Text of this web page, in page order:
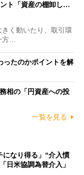
ト「資産の棚卸し…
く動いたり、取引環
…
ったのかポイントを解
相の「円資産への投
一覧を見る
になり得る」“介入慣
日米協調為替介入」